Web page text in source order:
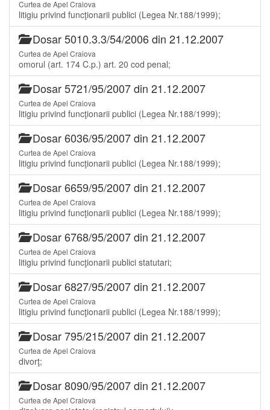
Curtea de Apel Craiova
litigiu privind funcţionarii publici (Legea Nr.188/1999);
Dosar 5010.3.3/54/2006 din 21.12.2007
Curtea de Apel Craiova
omorul (art. 174 C.p.) art. 20 cod penal;
Dosar 5721/95/2007 din 21.12.2007
Curtea de Apel Craiova
litigiu privind funcţionarii publici (Legea Nr.188/1999);
Dosar 6036/95/2007 din 21.12.2007
Curtea de Apel Craiova
litigiu privind funcţionarii publici (Legea Nr.188/1999);
Dosar 6659/95/2007 din 21.12.2007
Curtea de Apel Craiova
litigiu privind funcţionarii publici (Legea Nr.188/1999);
Dosar 6768/95/2007 din 21.12.2007
Curtea de Apel Craiova
litigiu privind funcţionarii publici statutari;
Dosar 6827/95/2007 din 21.12.2007
Curtea de Apel Craiova
litigiu privind funcţionarii publici (Legea Nr.188/1999);
Dosar 795/215/2007 din 21.12.2007
Curtea de Apel Craiova
divorţ;
Dosar 8090/95/2007 din 21.12.2007
Curtea de Apel Craiova